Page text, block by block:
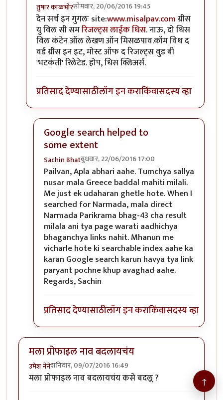
तुषार काळभोरसोमवार, 20/06/2016 19:45
In reply toSearchable IndexbySachin Bhat
देन सर्च इन गुगलः site:www.misalpav.comग्रीस
यु विल सी समरिजल्ट्स लाईक धिस. नाऊ, दो धिस
विल कंटेन ऑल लेखण ऑन मिसळपाव.कॉम विथ द
वर्ड ग्रीस इन इट, मोस्ट ऑफ द रिजल्ट्स वुड बी
'भटकंती' रिलेटेड. होप, धिस क्लिअर्स.
प्रतिसाद देण्यासाठीलॉग इन कराकिंवासदस्य व्हा
Google search helped to
some extent
Sachin Bhatबुधवार, 22/06/2016 17:00
In reply toटाईप "ग्रीस" इन रिप्लाय हिअर ऑर यू मे
Pailvan, Apla abhari aahe. Tumchya sallya
nusar mala Greece baddal mahiti milali.
Me just ek udaharan ghetle hote. When I
searched for Narmada, mala direct
Narmada Parikrama bhag-43 cha result
milala ani tya page warati aadhichya
bhaganchya links nahit. Mhanun me
vicharle hote ki searchable index aahe ka
karan Google search karun havya tya link
paryant pochne khup avaghad aahe.
Regards, Sachin
प्रतिसाद देण्यासाठीलॉग इन कराकिंवासदस्य व्हा
मला प्रोफाइल नाव बदलायचंय
उमेश नेनेशनिवार, 09/07/2016 16:49
मला प्रोफाइल नाव बदलायचंय कसे बदलू ? ↑